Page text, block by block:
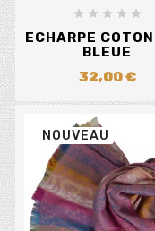
    
ECHARPE
BLEUE
32,00 €
NOUVEAU